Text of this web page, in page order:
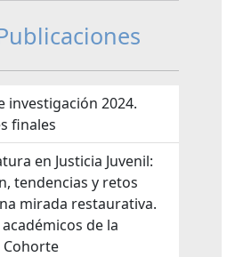
investigación 2024.
finales
en Justicia Juvenil:
tendencias y retos
mirada restaurativa.
de la